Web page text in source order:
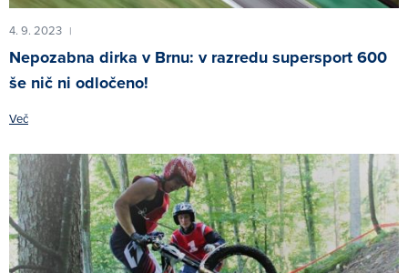
4. 9. 2023 |
Nepozabna dirka v Brnu: v razredu supersport 600
še nič ni odločeno!
Več